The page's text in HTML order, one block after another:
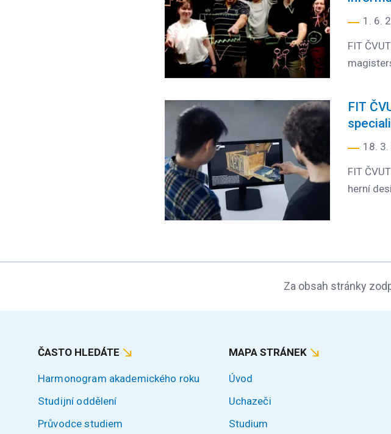
1. 6.
FIT
FIT
18.
FIT
herní
Za obsah stránky
ČASTO HLEDÁTE
Harmonogram akademického roku
Studijní oddělení
Průvodce studiem
MAPA STRÁNEK
Úvod
Uchazeči
Studium